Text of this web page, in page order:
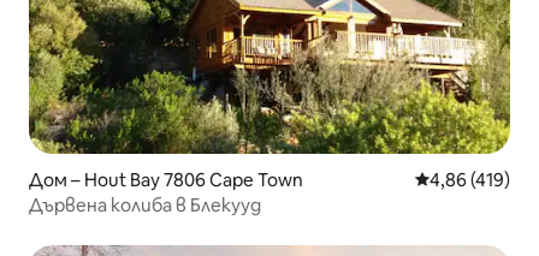
Дом – Hout Bay 7806 Cape Town Средна
4,86 (419)
Дървена колиба в Блекууд